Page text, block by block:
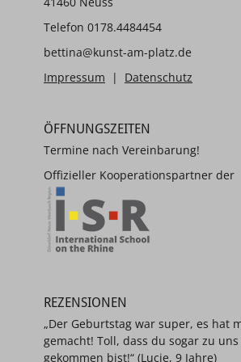
Telefon 0178.4484454
bettina@kunst-am-platz.de
Impressum | Datenschutz
ÖFFNUNGSZEITEN
Termine nach Vereinbarung!
Offizieller Kooperationspartner der
REZENSIONEN
„Der Geburtstag war super, es hat
gemacht! Toll, dass du sogar zu
gekommen bist!“ (Lucie, 9 Jahre)